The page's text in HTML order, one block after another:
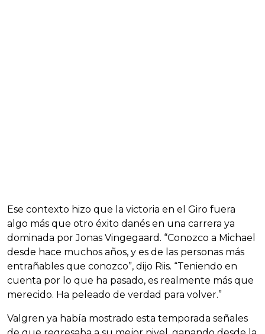
Ese contexto hizo que la victoria en el Giro fuera
algo más que otro éxito danés en una carrera ya
dominada por Jonas Vingegaard. “Conozco a Michael
desde hace muchos años, y es de las personas más
entrañables que conozco”, dijo Riis. “Teniendo en
cuenta por lo que ha pasado, es realmente más que
merecido. Ha peleado de verdad para volver.”
Valgren ya había mostrado esta temporada señales